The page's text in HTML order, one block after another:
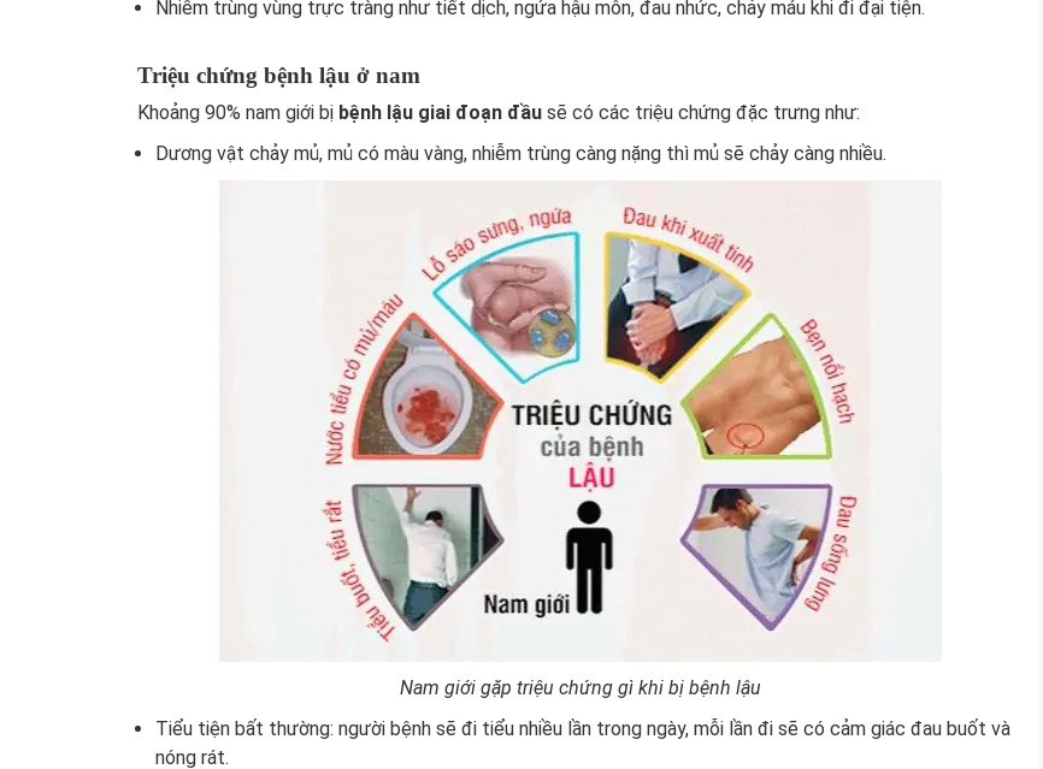
Nhiễm trùng vùng trực tràng như tiết dịch, ngứa hậu môn, đau nhức, chảy máu khi đi đại tiện.
Triệu chứng bệnh lậu ở nam
Khoảng 90% nam giới bị bệnh lậu giai đoạn đầu sẽ có các triệu chứng đặc trưng như:
Dương vật chảy mủ, mủ có màu vàng, nhiễm trùng càng nặng thì mủ sẽ chảy càng nhiều.
Nam giới gặp triệu chứng gì khi bị bệnh lậu
Tiểu tiện bất thường: người bệnh sẽ đi tiểu nhiều lần trong ngày, mỗi lần đi sẽ có cảm giác đau buốt và
nóng rát.